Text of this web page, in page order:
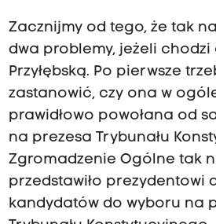
Zacznijmy od tego, że tak
dwa problemy, jeżeli chodzi
Przyłębską. Po pierwsze
zastanowić, czy ona w
prawidłowo powołana od
na prezesa Trybunału
Zgromadzenie Ogólne tak
przedstawiło prezydentowi
kandydatów do wyboru na